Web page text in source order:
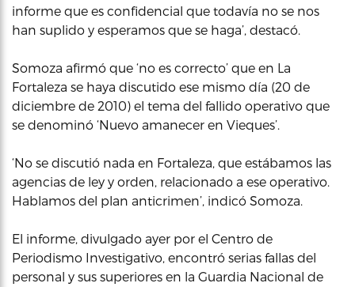
informe que es confidencial que todavía no se nos
han suplido y esperamos que se haga’, destacó.
Somoza afirmó que ‘no es correcto’ que en La
Fortaleza se haya discutido ese mismo día (20 de
diciembre de 2010) el tema del fallido operativo que
se denominó ‘Nuevo amanecer en Vieques’.
‘No se discutió nada en Fortaleza, que estábamos las
agencias de ley y orden, relacionado a ese operativo.
Hablamos del plan anticrimen’, indicó Somoza.
El informe, divulgado ayer por el Centro de
Periodismo Investigativo, encontró serias fallas del
personal y sus superiores en la Guardia Nacional de